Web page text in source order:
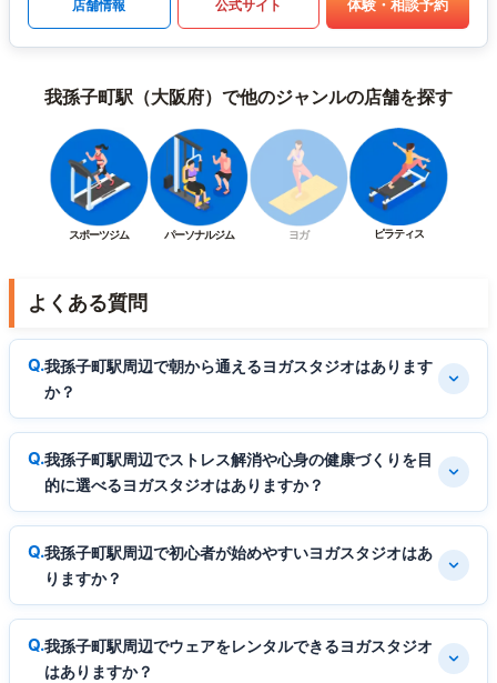
店舗情報 公式サイト 体験・相談予約
我孫子町駅（大阪府）で他のジャンルの店舗を探す
スポーツジム パーソナルジム ヨガ ピラティス
よくある質問
我孫子町駅周辺で朝から通えるヨガスタジオはあります
か？
我孫子町駅周辺でストレス解消や心身の健康づくりを目
的に選べるヨガスタジオはありますか？
我孫子町駅周辺で初心者が始めやすいヨガスタジオはあ
りますか？
我孫子町駅周辺でウェアをレンタルできるヨガスタジオ
はありますか？